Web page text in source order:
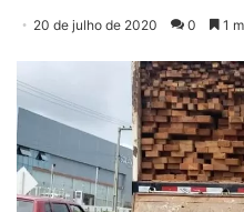
20 de julho de 2020 0 1